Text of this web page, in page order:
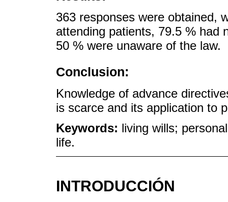
363 responses were obtained,
attending patients, 79.5 % had
50 % were unaware of the law.
Conclusion:
Knowledge of advance
is scarce and its application to
Keywords: living wills;
life.
INTRODUCCIÓN